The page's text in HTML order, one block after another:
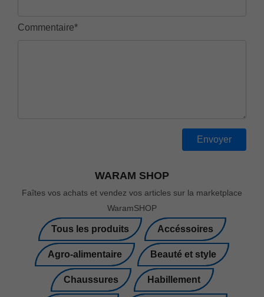
Commentaire*
WARAM SHOP
Faîtes vos achats et vendez vos articles sur la marketplace
WaramSHOP
Tous les produits Accéssoires
Agro-alimentaire Beauté et style
Chaussures Habillement